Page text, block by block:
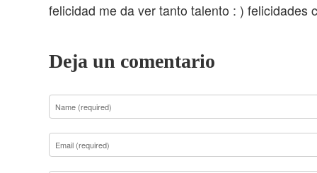
felicidad me da ver tanto talento : ) felicidades
Deja un comentario